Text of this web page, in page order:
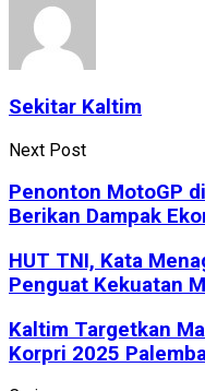
Sekitar Kaltim
Next Post
Penonton MotoGP
Berikan Dampak
HUT TNI, Kata
Penguat Kekuatan
Kaltim Targetkan
Korpri 2025